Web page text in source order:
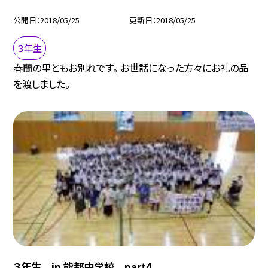
公開日 2018/05/25 更新日 2018/05/25
３年生
春蘭の里ともお別れです。 お世話になった方々にお礼の品
を渡しました。